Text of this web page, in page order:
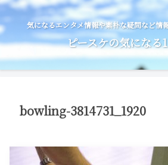
気になるエンタメ情報や素朴な疑問など情
ピースケの気になる
bowling-3814731_1920